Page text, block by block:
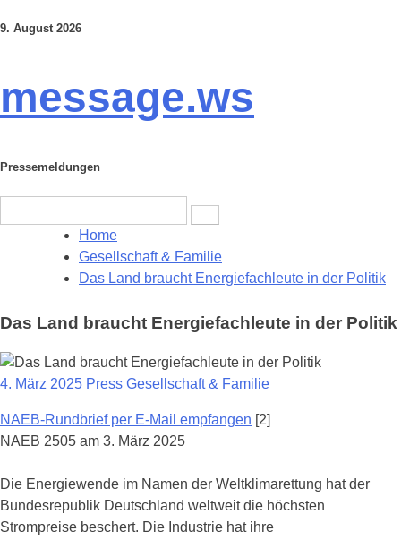
Skip
9. August 2026
message.ws
Pressemeldungen
for:
Home
Gesellschaft & Familie
Das Land braucht Energiefachleute in der Politik
Das Land braucht Energiefachleute in der Politik
4. März 2025 Press Gesellschaft & Familie
NAEB-Rundbrief per E-Mail empfangen [2]
NAEB 2505 am 3. März 2025
Die Energiewende im Namen der Weltklimarettung hat der
Bundesrepublik Deutschland weltweit die höchsten
Strompreise beschert. Die Industrie hat ihre